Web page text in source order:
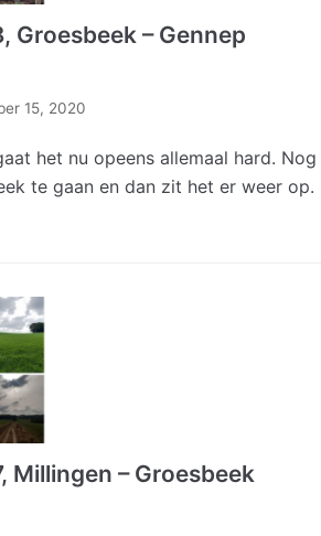
Groesbeek – Gennep
15, 2020
het nu opeens allemaal hard. Nog
te gaan en dan zit het er weer op.
Millingen – Groesbeek